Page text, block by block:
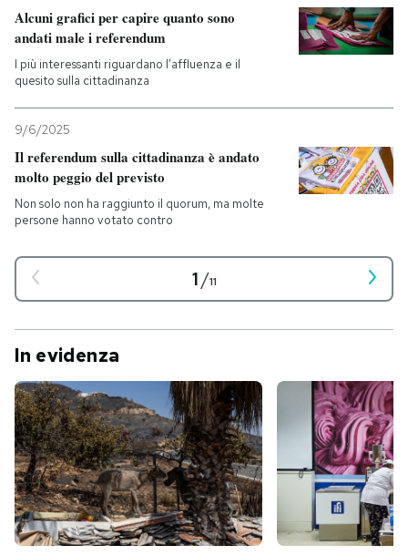
Alcuni grafici per capire quanto sono
andati male i referendum
I più interessanti riguardano l’affluenza e il
quesito sulla cittadinanza
9/6/2025
Il referendum sulla cittadinanza è andato
molto peggio del previsto
Non solo non ha raggiunto il quorum, ma molte
persone hanno votato contro
1/11
In evidenza